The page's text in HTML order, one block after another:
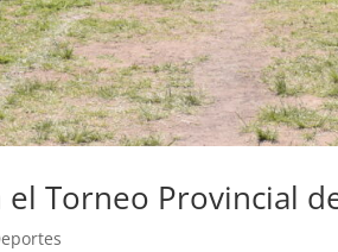
Torneo Provincial